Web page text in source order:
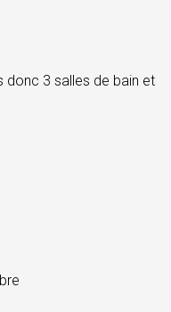
donc 3 salles de bain et